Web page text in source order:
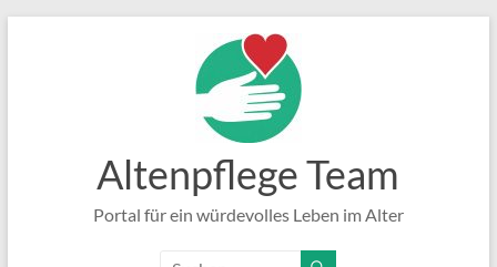
Altenpflege Team
Portal für ein würdevolles Leben im Alter